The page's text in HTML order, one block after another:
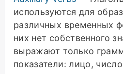
используются для
различных временных
них нет собственного
выражают только
показатели: лицо,